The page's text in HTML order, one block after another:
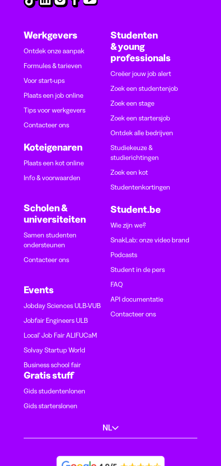
Werkgevers
Ontdek onze aanpak
Formules & tarieven
Voor start-ups
Plaats een job online
Tips voor werkgevers
Contacteer ons
Koteigenaren
Plaats een kot online
Info & voorwaarden
Scholen &
universiteiten
Samen studenten
ondersteunen
Contacteer ons
Events
Jobday Sciences ULB-VUB
Jobfair Engineers ULB
Local' Job Fair ALIFUCaM
Solvay Startup World
Business school fair
Studenten
& young
professionals
Creëer jouw job alert
Zoek een studentenjob
Zoek een stage
Zoek een startersjob
Ontdek alle bedrijven
Studiekeuze &
studierichtingen
Zoek een kot
Studentenkortingen
Student.be
Wie zijn we?
SnakLab: onze video brand
Podcasts
Student in de pers
FAQ
API documentatie
Contacteer ons
Gratis stuff
Gids studentenlonen
Gids starterslonen
NL